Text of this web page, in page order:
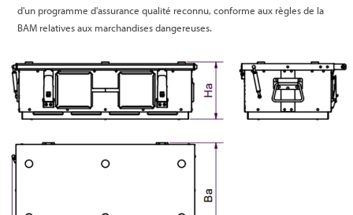
d'un programme d'assurance qualité reconnu, conforme aux règles de la
BAM relatives aux marchandises dangereuses.